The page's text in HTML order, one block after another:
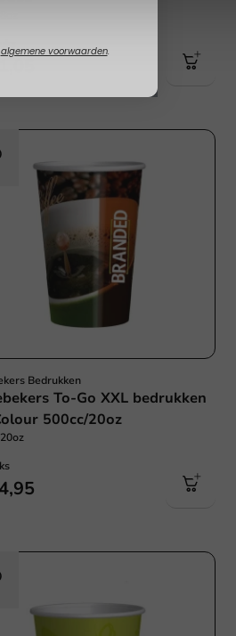
Bedrukken
To-Go XXL bedrukken
500cc/20oz
algemene voorwaarden.